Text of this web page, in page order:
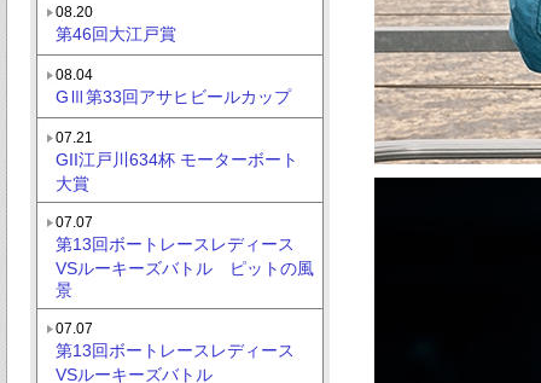
08.20
第46回大江戸賞
08.04
GⅢ第33回アサヒビールカップ
07.21
GII江戸川634杯 モーターボート
大賞
07.07
第13回ボートレースレディース
VSルーキーズバトル ピットの風
景
07.07
第13回ボートレースレディース
VSルーキーズバトル